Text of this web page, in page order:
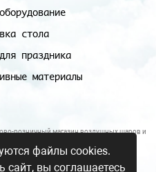
стола
праздника
материалы
розничный магазин воздушных шаров и
не являются публичной офертой.
файлы cookies.
сайт, вы соглашаетесь